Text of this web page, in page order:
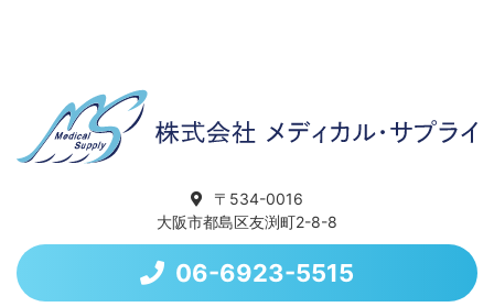
〒534-0016
大阪市都島区友渕町2-8-8
06-6923-5515